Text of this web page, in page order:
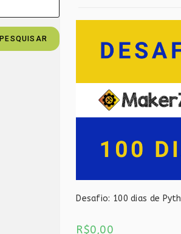
PESQUISAR
Desafio: 100 dias de
R$0,00